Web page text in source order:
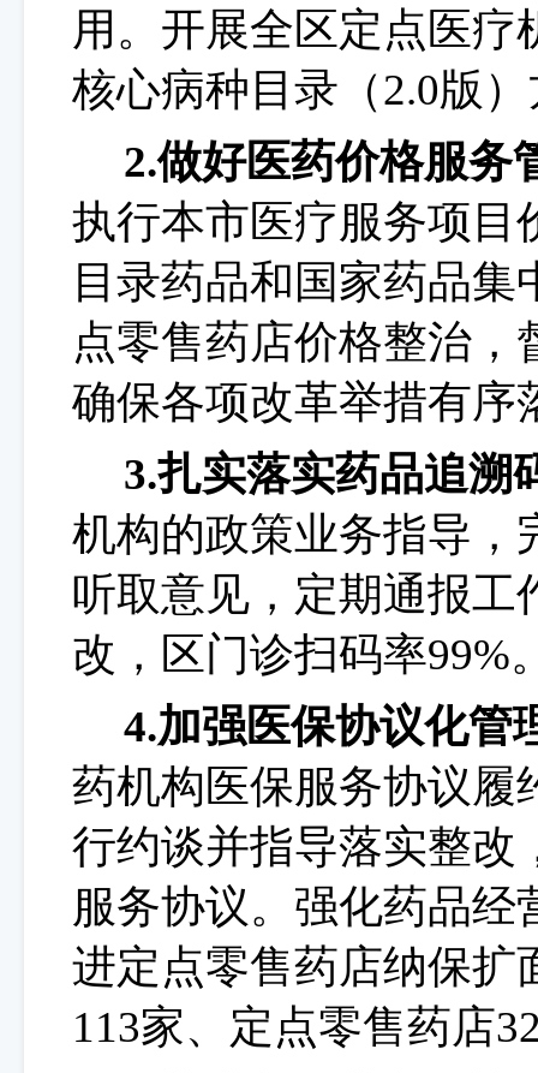
用。开展全区定点医疗
核心病种目录（2.0版
2.做好医药价格服务
执行本市医疗服务项目
目录药品和国家药品
点零售药店价格整治
确保各项改革举措有序
3.扎实落实药品追溯
机构的政策业务指导，
听取意见，定期通报工
改 ， 区门诊扫码率99%
4.加强医保协议化管
药机构医保服务协议履
行约谈并指导落实整改
服务协议。强化药品
进定点零售药店纳保扩
113家、定点零售药店